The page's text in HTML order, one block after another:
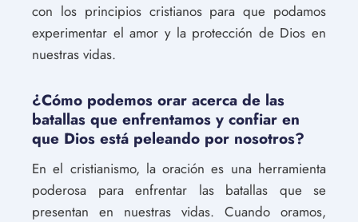
con los principios cristianos para que podamos
experimentar el amor y la protección de Dios en
nuestras vidas.
¿Cómo podemos orar acerca de las
batallas que enfrentamos y confiar en
que Dios está peleando por nosotros?
En el cristianismo, la oración es una herramienta
poderosa para enfrentar las batallas que se
presentan en nuestras vidas. Cuando oramos,